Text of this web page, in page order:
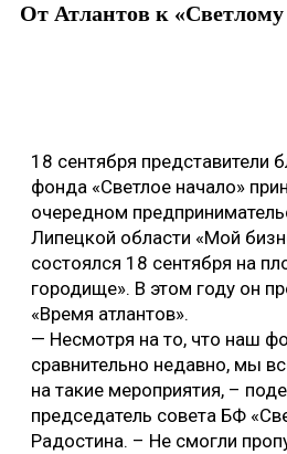
От Атлантов к «Светлому
18 сентября представители
фонда «Светлое начало»
очередном
Липецкой области «Мой
состоялся 18 сентября на
городище». В этом году он
«Время атлантов».
— Несмотря на то, что наш
сравнительно недавно, мы
на такие мероприятия, –
председатель совета БФ
Радостина. – Не смогли